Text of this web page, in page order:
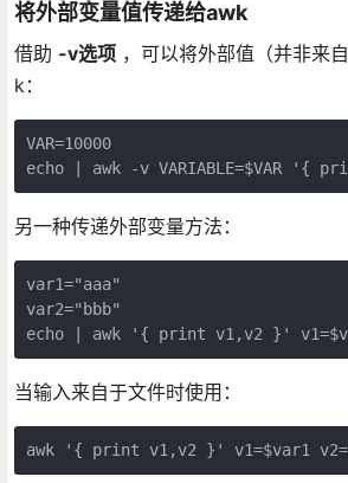
将外部变量值传递给awk
借助 -v选项，可以将外部值（并非来
k：
VAR=10000
echo | awk -v VARIABLE=$VAR '{
另一种传递外部变量方法：
var1="aaa"
var2="bbb"
echo | awk '{ print v1,v2 }'
当输入来自于文件时使用：
awk '{ print v1,v2 }' v1=$var1